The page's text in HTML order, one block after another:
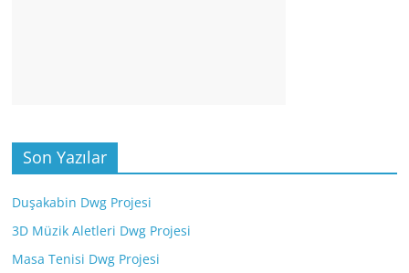
Son Yazılar
Duşakabin Dwg Projesi
3D Müzik Aletleri Dwg Projesi
Masa Tenisi Dwg Projesi